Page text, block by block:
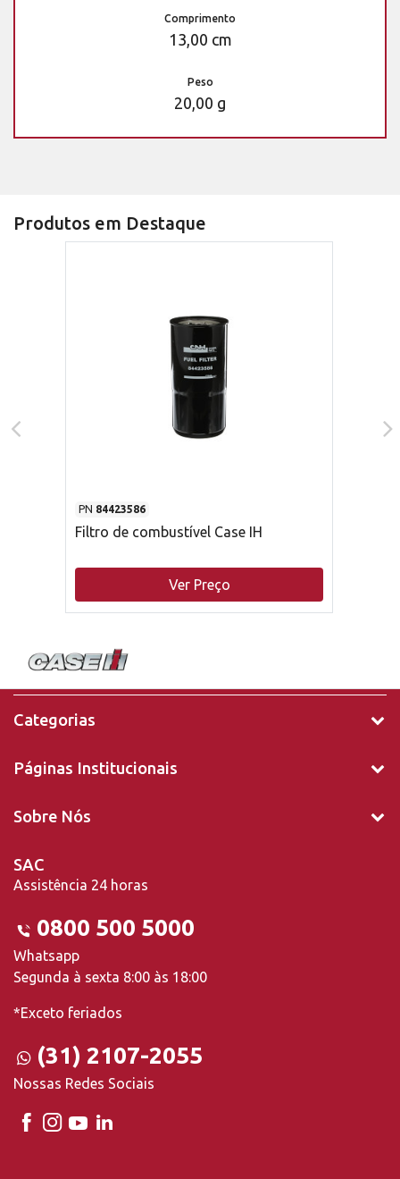
Comprimento
13,00 cm
Peso
20,00 g
Produtos em Destaque
PN 84423586
Filtro de combustível Case IH
Ver Preço
Categorias
Páginas Institucionais
Sobre Nós
SAC
Assistência 24 horas
0800 500 5000
Whatsapp
Segunda à sexta 8:00 às 18:00
*Exceto feriados
(31) 2107-2055
Nossas Redes Sociais